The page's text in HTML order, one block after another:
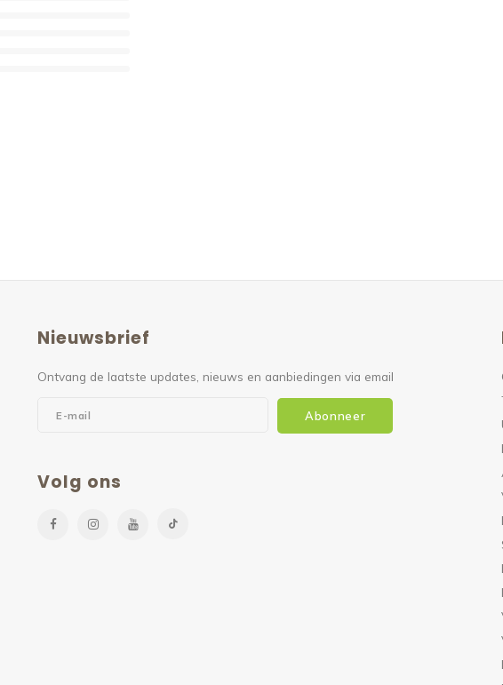
Nieuwsbrief
Ontvang de laatste updates, nieuws en aanbiedingen via email
Abonneer
Volg ons